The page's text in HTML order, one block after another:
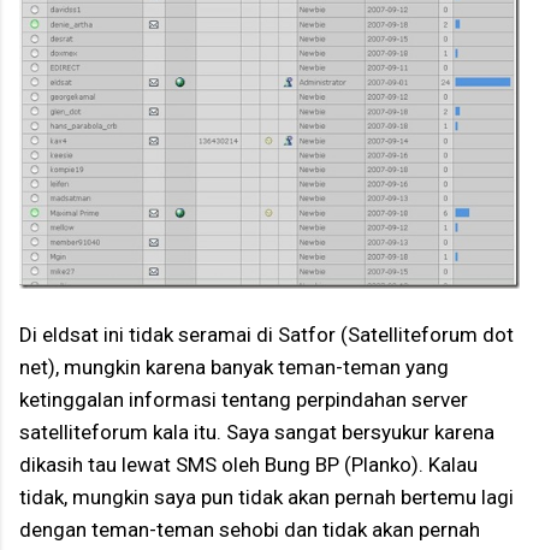
Di eldsat ini tidak seramai di Satfor (Satelliteforum dot
net), mungkin karena banyak teman-teman yang
ketinggalan informasi tentang perpindahan server
satelliteforum kala itu. Saya sangat bersyukur karena
dikasih tau lewat SMS oleh Bung BP (Planko). Kalau
tidak, mungkin saya pun tidak akan pernah bertemu lagi
dengan teman-teman sehobi dan tidak akan pernah